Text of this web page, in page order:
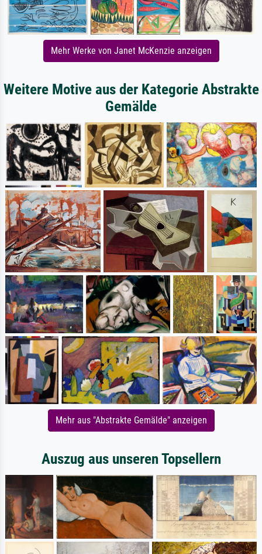
Mehr Werke von Janet McKenzie anzeigen
Weitere Motive aus der Kategorie Abstrakte
Gemälde
Mehr aus "Abstrakte Gemälde" anzeigen
Auszug aus unseren Topsellern